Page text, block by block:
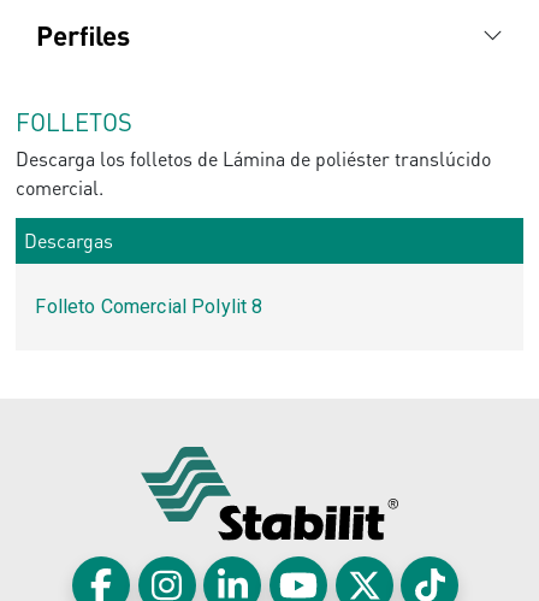
Perfiles
FOLLETOS
Descarga los folletos de Lámina de poliéster translúcido
comercial.
Descargas
Folleto Comercial Polylit 8